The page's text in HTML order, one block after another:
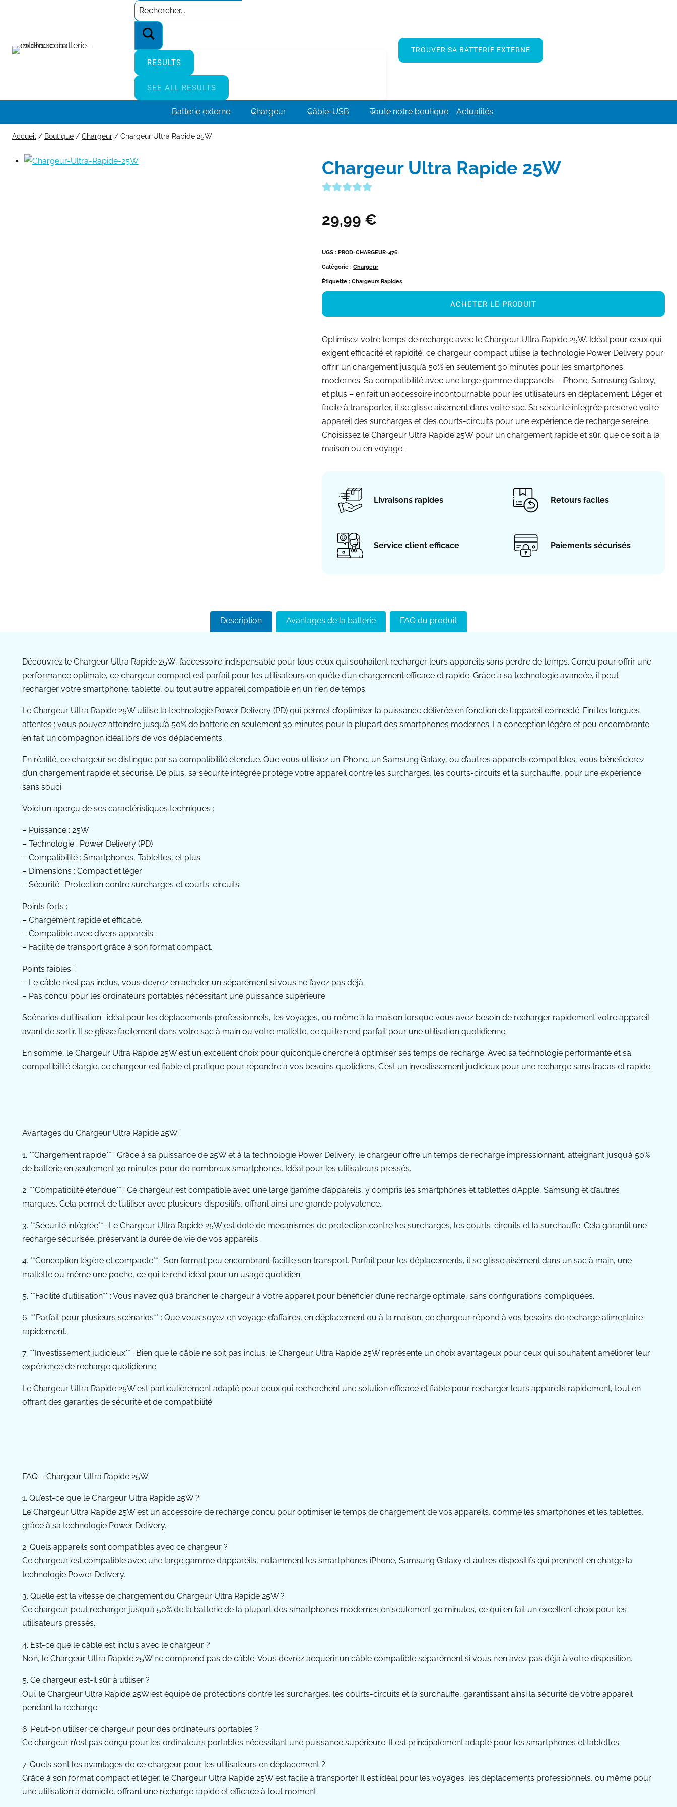
Search
…
RESULTS
SEE ALL RESULTS
TROUVER SA BATTERIE EXTERNE
Batterie externe Chargeur Câble-USB Toute notre boutique Actualités
Accueil / Boutique / Chargeur / Chargeur Ultra Rapide 25W
Chargeur Ultra Rapide 25W
29,99 €
UGS :PROD-CHARGEUR-476
Catégorie :Chargeur
Étiquette :Chargeurs Rapides
ACHETER LE PRODUIT
Optimisez votre temps de recharge avec le Chargeur Ultra Rapide 25W. Idéal pour ceux qui
exigent efficacité et rapidité, ce chargeur compact utilise la technologie Power Delivery pour
offrir un chargement jusqu’à 50% en seulement 30 minutes pour les smartphones
modernes. Sa compatibilité avec une large gamme d’appareils – iPhone, Samsung Galaxy,
et plus – en fait un accessoire incontournable pour les utilisateurs en déplacement. Léger et
facile à transporter, il se glisse aisément dans votre sac. Sa sécurité intégrée préserve votre
appareil des surcharges et des courts-circuits pour une expérience de recharge sereine.
Choisissez le Chargeur Ultra Rapide 25W pour un chargement rapide et sûr, que ce soit à la
maison ou en voyage.
Livraisons rapides Retours faciles
Service client efficace Paiements sécurisés
Description Avantages de la batterie FAQ du produit
Découvrez le Chargeur Ultra Rapide 25W, l’accessoire indispensable pour tous ceux qui souhaitent recharger leurs appareils sans perdre de temps. Conçu pour offrir une
performance optimale, ce chargeur compact est parfait pour les utilisateurs en quête d’un chargement efficace et rapide. Grâce à sa technologie avancée, il peut
recharger votre smartphone, tablette, ou tout autre appareil compatible en un rien de temps.
Le Chargeur Ultra Rapide 25W utilise la technologie Power Delivery (PD) qui permet d’optimiser la puissance délivrée en fonction de l’appareil connecté. Fini les longues
attentes : vous pouvez atteindre jusqu’à 50% de batterie en seulement 30 minutes pour la plupart des smartphones modernes. La conception légère et peu encombrante
en fait un compagnon idéal lors de vos déplacements.
En réalité, ce chargeur se distingue par sa compatibilité étendue. Que vous utilisiez un iPhone, un Samsung Galaxy, ou d’autres appareils compatibles, vous bénéficierez
d’un chargement rapide et sécurisé. De plus, sa sécurité intégrée protège votre appareil contre les surcharges, les courts-circuits et la surchauffe, pour une expérience
sans souci.
Voici un aperçu de ses caractéristiques techniques :
– Puissance : 25W
– Technologie : Power Delivery (PD)
– Compatibilité : Smartphones, Tablettes, et plus
– Dimensions : Compact et léger
– Sécurité : Protection contre surcharges et courts-circuits
Points forts :
– Chargement rapide et efficace.
– Compatible avec divers appareils.
– Facilité de transport grâce à son format compact.
Points faibles :
– Le câble n’est pas inclus, vous devrez en acheter un séparément si vous ne l’avez pas déjà.
– Pas conçu pour les ordinateurs portables nécessitant une puissance supérieure.
Scénarios d’utilisation : idéal pour les déplacements professionnels, les voyages, ou même à la maison lorsque vous avez besoin de recharger rapidement votre appareil
avant de sortir. Il se glisse facilement dans votre sac à main ou votre mallette, ce qui le rend parfait pour une utilisation quotidienne.
En somme, le Chargeur Ultra Rapide 25W est un excellent choix pour quiconque cherche à optimiser ses temps de recharge. Avec sa technologie performante et sa
compatibilité élargie, ce chargeur est fiable et pratique pour répondre à vos besoins quotidiens. C’est un investissement judicieux pour une recharge sans tracas et rapide.
Avantages du Chargeur Ultra Rapide 25W :
1. **Chargement rapide** : Grâce à sa puissance de 25W et à la technologie Power Delivery, le chargeur offre un temps de recharge impressionnant, atteignant jusqu’à 50%
de batterie en seulement 30 minutes pour de nombreux smartphones. Idéal pour les utilisateurs pressés.
2. **Compatibilité étendue** : Ce chargeur est compatible avec une large gamme d’appareils, y compris les smartphones et tablettes d’Apple, Samsung et d’autres
marques. Cela permet de l’utiliser avec plusieurs dispositifs, offrant ainsi une grande polyvalence.
3. **Sécurité intégrée** : Le Chargeur Ultra Rapide 25W est doté de mécanismes de protection contre les surcharges, les courts-circuits et la surchauffe. Cela garantit une
recharge sécurisée, préservant la durée de vie de vos appareils.
4. **Conception légère et compacte** : Son format peu encombrant facilite son transport. Parfait pour les déplacements, il se glisse aisément dans un sac à main, une
mallette ou même une poche, ce qui le rend idéal pour un usage quotidien.
5. **Facilité d’utilisation** : Vous n’avez qu’à brancher le chargeur à votre appareil pour bénéficier d’une recharge optimale, sans configurations compliquées.
6. **Parfait pour plusieurs scénarios** : Que vous soyez en voyage d’affaires, en déplacement ou à la maison, ce chargeur répond à vos besoins de recharge alimentaire
rapidement.
7. **Investissement judicieux** : Bien que le câble ne soit pas inclus, le Chargeur Ultra Rapide 25W représente un choix avantageux pour ceux qui souhaitent améliorer leur
expérience de recharge quotidienne.
Le Chargeur Ultra Rapide 25W est particulièrement adapté pour ceux qui recherchent une solution efficace et fiable pour recharger leurs appareils rapidement, tout en
offrant des garanties de sécurité et de compatibilité.
FAQ – Chargeur Ultra Rapide 25W
1. Qu’est-ce que le Chargeur Ultra Rapide 25W ?
Le Chargeur Ultra Rapide 25W est un accessoire de recharge conçu pour optimiser le temps de chargement de vos appareils, comme les smartphones et les tablettes,
grâce à sa technologie Power Delivery.
2. Quels appareils sont compatibles avec ce chargeur ?
Ce chargeur est compatible avec une large gamme d’appareils, notamment les smartphones iPhone, Samsung Galaxy et autres dispositifs qui prennent en charge la
technologie Power Delivery.
3. Quelle est la vitesse de chargement du Chargeur Ultra Rapide 25W ?
Ce chargeur peut recharger jusqu’à 50% de la batterie de la plupart des smartphones modernes en seulement 30 minutes, ce qui en fait un excellent choix pour les
utilisateurs pressés.
4. Est-ce que le câble est inclus avec le chargeur ?
Non, le Chargeur Ultra Rapide 25W ne comprend pas de câble. Vous devrez acquérir un câble compatible séparément si vous n’en avez pas déjà à votre disposition.
5. Ce chargeur est-il sûr à utiliser ?
Oui, le Chargeur Ultra Rapide 25W est équipé de protections contre les surcharges, les courts-circuits et la surchauffe, garantissant ainsi la sécurité de votre appareil
pendant la recharge.
6. Peut-on utiliser ce chargeur pour des ordinateurs portables ?
Ce chargeur n’est pas conçu pour les ordinateurs portables nécessitant une puissance supérieure. Il est principalement adapté pour les smartphones et tablettes.
7. Quels sont les avantages de ce chargeur pour les utilisateurs en déplacement ?
Grâce à son format compact et léger, le Chargeur Ultra Rapide 25W est facile à transporter. Il est idéal pour les voyages, les déplacements professionnels, ou même pour
une utilisation à domicile, offrant une recharge rapide et efficace à tout moment.